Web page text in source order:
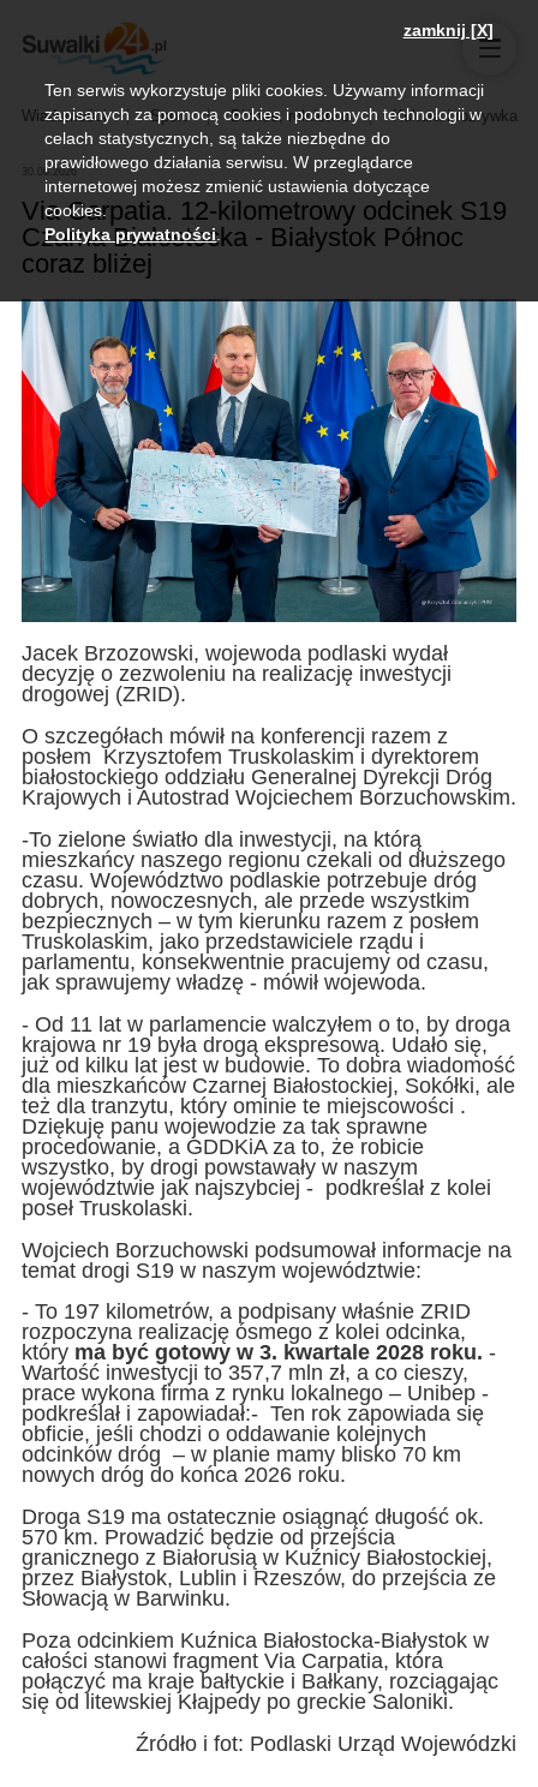
Wiadomości Sport Biznes, rolnictwo Kultura i rozrywka
30.06.2026
Via Carpatia. 12-kilometrowy odcinek S19
Czarna Białostocka - Białystok Północ
coraz bliżej
Jacek Brzozowski, wojewoda podlaski wydał
decyzję o zezwoleniu na realizację inwestycji
drogowej (ZRID).
O szczegółach mówił na konferencji razem z
posłem Krzysztofem Truskolaskim i dyrektorem
białostockiego oddziału Generalnej Dyrekcji Dróg
Krajowych i Autostrad Wojciechem Borzuchowskim.
-To zielone światło dla inwestycji, na którą
mieszkańcy naszego regionu czekali od dłuższego
czasu. Województwo podlaskie potrzebuje dróg
dobrych, nowoczesnych, ale przede wszystkim
bezpiecznych – w tym kierunku razem z posłem
Truskolaskim, jako przedstawiciele rządu i
parlamentu, konsekwentnie pracujemy od czasu,
jak sprawujemy władzę - mówił wojewoda.
- Od 11 lat w parlamencie walczyłem o to, by droga
krajowa nr 19 była drogą ekspresową. Udało się,
już od kilku lat jest w budowie. To dobra wiadomość
dla mieszkańców Czarnej Białostockiej, Sokółki, ale
też dla tranzytu, który ominie te miejscowości .
Dziękuję panu wojewodzie za tak sprawne
procedowanie, a GDDKiA za to, że robicie
wszystko, by drogi powstawały w naszym
województwie jak najszybciej - podkreślał z kolei
poseł Truskolaski.
Wojciech Borzuchowski podsumował informacje na
temat drogi S19 w naszym województwie:
- To 197 kilometrów, a podpisany właśnie ZRID
rozpoczyna realizację ósmego z kolei odcinka,
któryma być gotowy w 3. kwartale 2028 roku. -
Wartość inwestycji to 357,7 mln zł, a co cieszy,
prace wykona firma z rynku lokalnego – Unibep -
podkreślał i zapowiadał:- Ten rok zapowiada się
obficie, jeśli chodzi o oddawanie kolejnych
odcinków dróg – w planie mamy blisko 70 km
nowych dróg do końca 2026 roku.
Droga S19 ma ostatecznie osiągnąć długość ok.
570 km. Prowadzić będzie od przejścia
granicznego z Białorusią w Kuźnicy Białostockiej,
przez Białystok, Lublin i Rzeszów, do przejścia ze
Słowacją w Barwinku.
Poza odcinkiem Kuźnica Białostocka-Białystok w
całości stanowi fragment Via Carpatia, która
połączyć ma kraje bałtyckie i Bałkany, rozciągając
się od litewskiej Kłajpedy po greckie Saloniki.
Źródło i fot: Podlaski Urząd Wojewódzki
zamknij [X]
Ten serwis wykorzystuje pliki cookies. Używamy informacji
zapisanych za pomocą cookies i podobnych technologii w
celach statystycznych, są także niezbędne do
prawidłowego działania serwisu. W przeglądarce
internetowej możesz zmienić ustawienia dotyczące
cookies.
Polityka prywatności.